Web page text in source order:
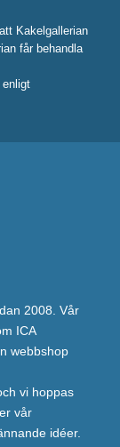
Kakelgallerian
får behandla
2008. Vår
ICA
webbshop
vi hoppas
vår
idéer.